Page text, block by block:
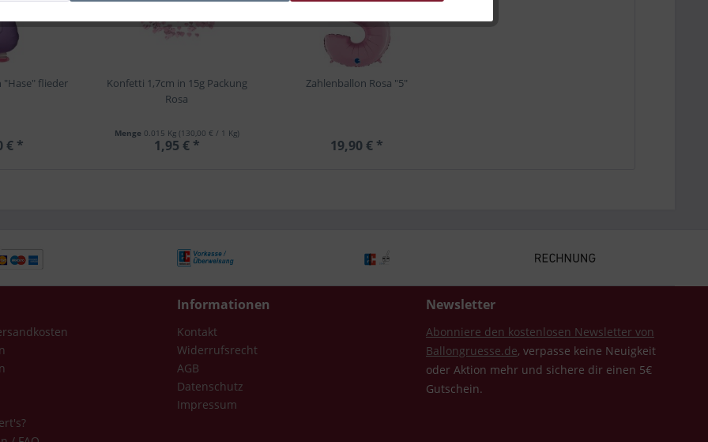
"Hase" flieder
€ *
Konfetti 1,7cm in 15g Packung
Rosa
Menge 0.015 Kg (130,00 € / 1 Kg)
1,95 € *
Zahlenballon Rosa "5"
19,90 € *
Informationen
Kontakt
Widerrufsrecht
AGB
Datenschutz
Impressum
Newsletter
Abonniere den kostenlosen Newsletter von
Ballongruesse.de, verpasse keine Neuigkeit
oder Aktion mehr und sichere dir einen 5€
Gutschein.